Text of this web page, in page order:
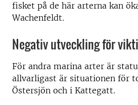
fisket på de här arterna kan
Wachenfeldt.
Negativ utveckling för
För andra marina arter är
allvarligast är situationen för
Östersjön och i Kattegatt.